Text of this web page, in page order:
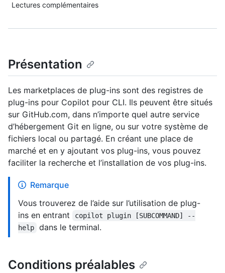
Lectures complémentaires
Présentation
Les marketplaces de plug-ins sont des registres de
plug-ins pour Copilot pour CLI. Ils peuvent être situés
sur GitHub.com, dans n’importe quel autre service
d’hébergement Git en ligne, ou sur votre système de
fichiers local ou partagé. En créant une place de
marché et en y ajoutant vos plug-ins, vous pouvez
faciliter la recherche et l’installation de vos plug-ins.
Remarque
Vous trouverez de l’aide sur l’utilisation de plug-
ins en entrant
copilot plugin [SUBCOMMAND] --
help
dans le terminal.
Conditions préalables